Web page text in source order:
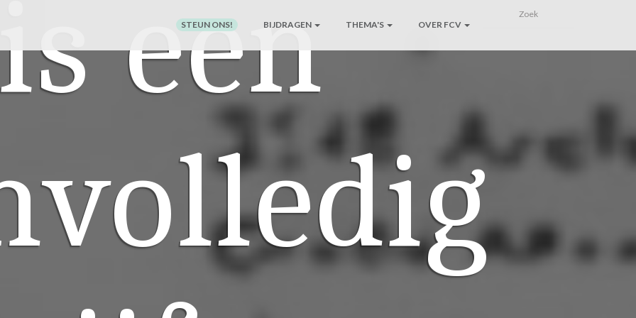
STEUN ONS! BIJDRAGEN THEMA'S OVER FCV
een